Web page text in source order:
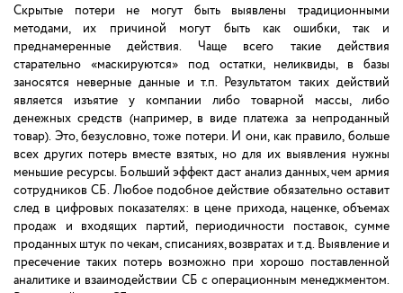
Скрытые потери не могут быть выявлены традиционными
методами, их причиной могут быть как ошибки, так и
преднамеренные действия. Чаще всего такие действия
старательно «маскируются» под остатки, неликвиды, в базы
заносятся неверные данные и т.п. Результатом таких действий
является изъятие у компании либо товарной массы, либо
денежных средств (например, в виде платежа за непроданный
товар). Это, безусловно, тоже потери. И они, как правило, больше
всех других потерь вместе взятых, но для их выявления нужны
меньшие ресурсы. Больший эффект даст анализ данных, чем армия
сотрудников СБ. Любое подобное действие обязательно оставит
след в цифровых показателях: в цене прихода, наценке, объемах
продаж и входящих партий, периодичности поставок, сумме
проданных штук по чекам, списаниях, возвратах и т.д. Выявление и
пресечение таких потерь возможно при хорошо поставленной
аналитике и взаимодействии СБ с операционным менеджментом.